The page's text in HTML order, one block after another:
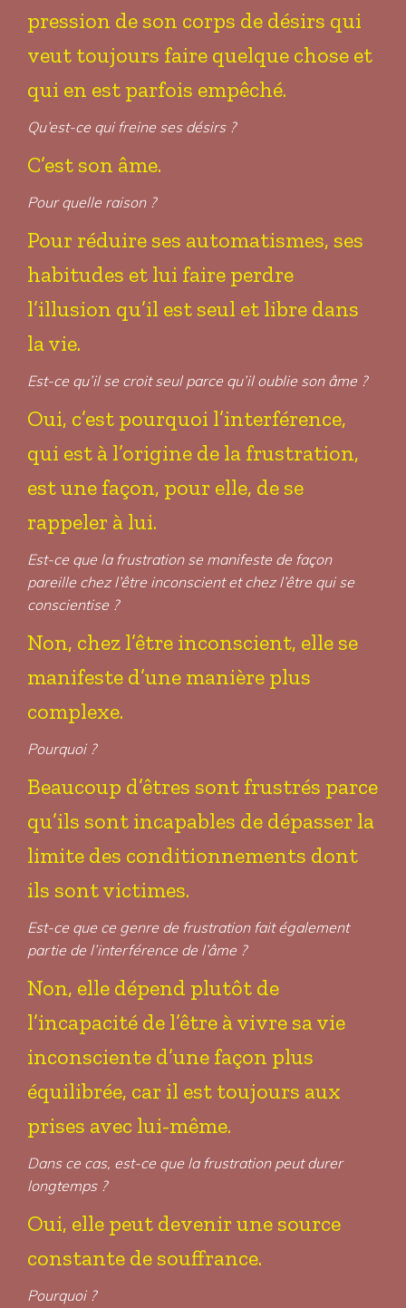
pression de son corps de désirs qui
veut toujours faire quelque chose et
qui en est parfois empêché.
Qu’est-ce qui freine ses désirs ?
C’est son âme.
Pour quelle raison ?
Pour réduire ses automatismes, ses
habitudes et lui faire perdre
l’illusion qu’il est seul et libre dans
la vie.
Est-ce qu’il se croit seul parce qu’il oublie son âme ?
Oui, c’est pourquoi l’interférence,
qui est à l’origine de la frustration,
est une façon, pour elle, de se
rappeler à lui.
Est-ce que la frustration se manifeste de façon
pareille chez l’être inconscient et chez l’être qui se
conscientise ?
Non, chez l’être inconscient, elle se
manifeste d’une manière plus
complexe.
Pourquoi ?
Beaucoup d’êtres sont frustrés parce
qu’ils sont incapables de dépasser la
limite des conditionnements dont
ils sont victimes.
Est-ce que ce genre de frustration fait également
partie de l’interférence de l’âme ?
Non, elle dépend plutôt de
l’incapacité de l’être à vivre sa vie
inconsciente d’une façon plus
équilibrée, car il est toujours aux
prises avec lui-même.
Dans ce cas, est-ce que la frustration peut durer
longtemps ?
Oui, elle peut devenir une source
constante de souffrance.
Pourquoi ?